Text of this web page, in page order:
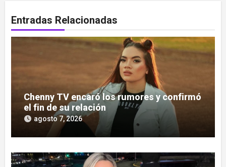
Entradas Relacionadas
Chenny TV encaró los rumores y confirmó
el fin de su relación
agosto 7, 2026